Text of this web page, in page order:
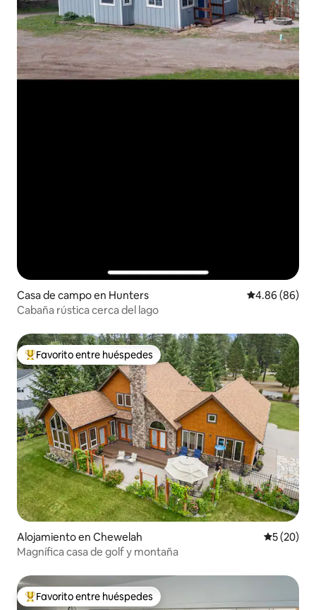
Casa de campo en Hunters Calificación
4.86 (86)
Cabaña rústica cerca del lago
Favorito entre huéspedes preferido
Favorito entre huéspedes
Alojamiento en Chewelah
5 (20)
Magnífica casa de golf y montaña
Favorito entre huéspedes preferido
Favorito entre huéspedes